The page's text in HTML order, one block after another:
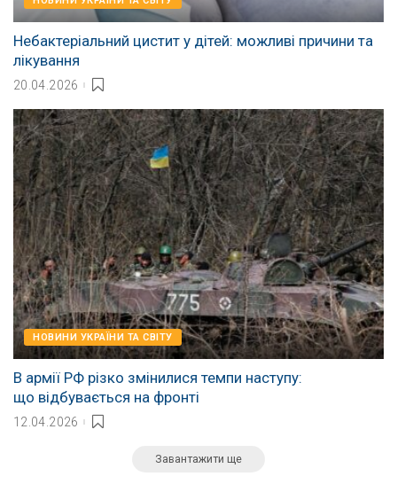
Небактеріальний цистит у дітей: можливі причини та
лікування
20.04.2026
НОВИНИ УКРАЇНИ ТА СВІТУ
В армії РФ різко змінилися темпи наступу:
що відбувається на фронті
12.04.2026
Завантажити ще